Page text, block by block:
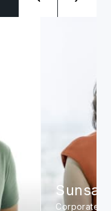
Siwat.
Management